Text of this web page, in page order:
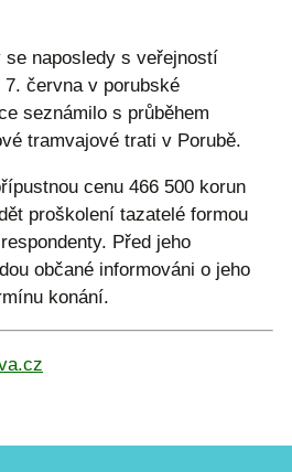
naposledy s veřejností
června v porubské
seznámilo s průběhem
tramvajové trati v Porubě.
cenu 466 500 korun
proškolení tazatelé formou
Před jeho
občané informováni o jeho
konání.